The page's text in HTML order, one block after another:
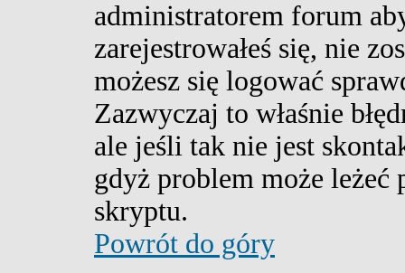
administratorem forum
zarejestrowałeś się, nie
możesz się logować
Zazwyczaj to właśnie
ale jeśli tak nie jest
gdyż problem może leżeć
skryptu.
Powrót do góry